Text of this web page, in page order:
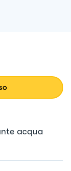
acqua